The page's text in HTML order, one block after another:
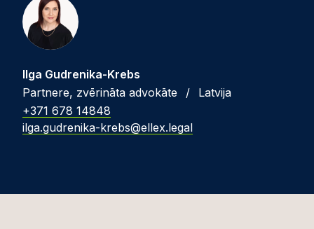
Ilga Gudrenika-Krebs
Partnere, zvērināta advokāte
/
Latvija
+371 678 14848
ilga.gudrenika-krebs@ellex.legal